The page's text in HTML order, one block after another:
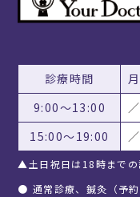
診療時間 月
9:00〜13:00
／
15:00〜19:00
／
▲土日祝日は18時までの
● 通常診療、鍼灸（予約